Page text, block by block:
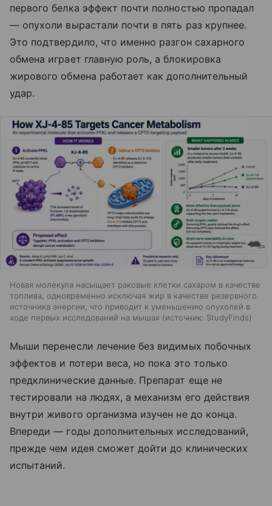
первого белка эффект почти полностью пропадал
— опухоли вырастали почти в пять раз крупнее.
Это подтвердило, что именно разгон сахарного
обмена играет главную роль, а блокировка
жирового обмена работает как дополнительный
удар.
Новая молекула насыщает раковые клетки сахаром в качестве
топлива, одновременно исключая жир в качестве резервного
источника энергии, что приводит к уменьшению опухолей в
ходе первых исследований на мышах
источник: StudyFinds
Мыши перенесли лечение без видимых побочных
эффектов и потери веса, но пока это только
предклинические данные. Препарат еще не
тестировали на людях, а механизм его действия
внутри живого организма изучен не до конца.
Впереди — годы дополнительных исследований,
прежде чем идея сможет дойти до клинических
испытаний.